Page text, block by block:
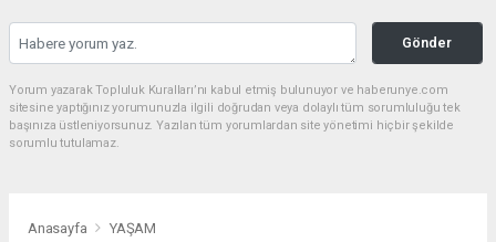
Gönder
Yorum yazarak Topluluk Kuralları’nı kabul etmiş bulunuyor ve haberunye.com
sitesine yaptığınız yorumunuzla ilgili doğrudan veya dolaylı tüm sorumluluğu tek
başınıza üstleniyorsunuz. Yazılan tüm yorumlardan site yönetimi hiçbir şekilde
sorumlu tutulamaz.
Anasayfa YAŞAM